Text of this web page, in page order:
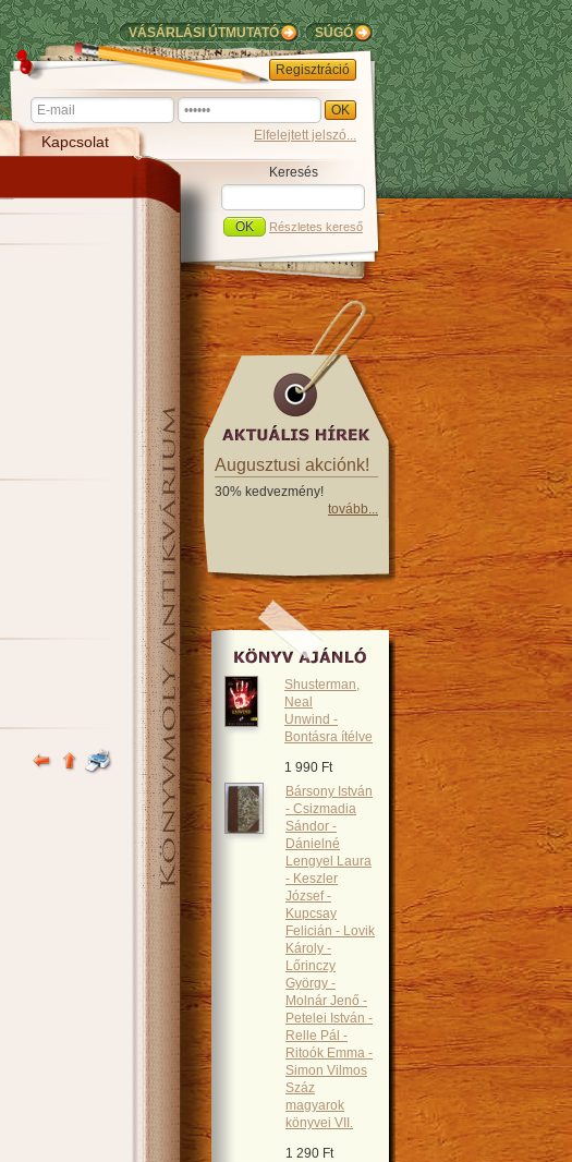
SÚGÓ
VÁSÁRLÁSI ÚTMUTATÓ
Regisztráció
Elfelejtett jelszó...
Kapcsolat
Keresés
Részletes kereső
Augusztusi akciónk!
30% kedvezmény!
tovább...
Shusterman,
Neal
Unwind -
Bontásra ítélve
1 990 Ft
Bársony István
- Csizmadia
Sándor -
Dánielné
Lengyel Laura
- Keszler
József -
Kupcsay
Felicián - Lovik
Károly -
Lőrinczy
György -
Molnár Jenő -
Petelei István -
Relle Pál -
Ritoók Emma -
Simon Vilmos
Száz
magyarok
könyvei VII.
1 290 Ft